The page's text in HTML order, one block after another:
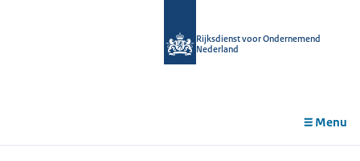
Rijksdienst voor Ondernemend
Nederland
Menu